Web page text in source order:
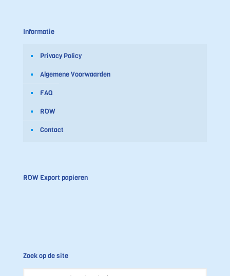
Informatie
Privacy Policy
Algemene Voorwaarden
FAQ
RDW
Contact
RDW Export papieren
Zoek op de site